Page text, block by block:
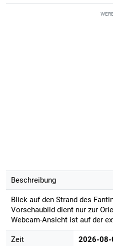
Beschreibung
Blick auf den Strand des
Vorschaubild dient nur zur
Webcam-Ansicht ist auf der
Zeit 2026-08-